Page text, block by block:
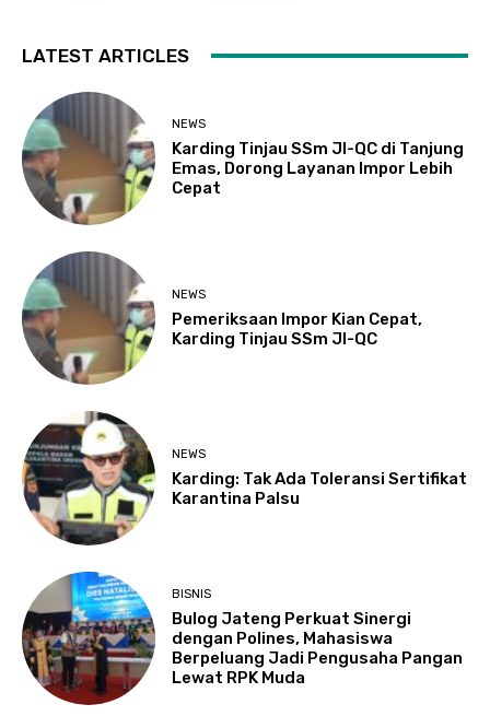
LATEST ARTICLES
NEWS
Karding Tinjau SSm JI-QC di Tanjung
Emas, Dorong Layanan Impor Lebih
Cepat
NEWS
Pemeriksaan Impor Kian Cepat,
Karding Tinjau SSm JI-QC
NEWS
Karding: Tak Ada Toleransi Sertifikat
Karantina Palsu
BISNIS
Bulog Jateng Perkuat Sinergi
dengan Polines, Mahasiswa
Berpeluang Jadi Pengusaha Pangan
Lewat RPK Muda